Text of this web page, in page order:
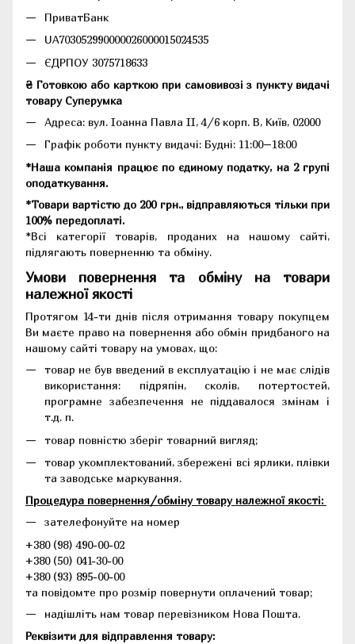
ПриватБанк
UA703052990000026000015024535
ЄДРПОУ 3075718633
₴ Готовкою або карткою при самовивозі з пункту видачі
товару Суперумка
Адреса: вул. Іоанна Павла II, 4/6 корп. В, Київ, 02000
Графік роботи пункту видачі: Будні: 11:00–18:00
*Наша компанія працює по єдиному податку, на 2 групі
оподаткування.
*Товари вартістю до 200 грн., відправляються тільки при
100% передоплаті.
*Всі категорії товарів, проданих на нашому сайті,
підлягають поверненню та обміну.
Умови повернення та обміну на товари
належної якості
Протягом 14-ти днів після отримання товару покупцем
Ви маєте право на повернення або обмін придбаного на
нашому сайті товару на умовах, що:
товар не був введений в експлуатацію і не має слідів
використання: підряпін, сколів, потертостей,
програмне забезпечення не піддавалося змінам і
т.д. п.
товар повністю зберіг товарний вигляд;
товар укомплектований, збережені всі ярлики, плівки
та заводське маркування.
Процедура повернення/обміну товару належної якості:
зателефонуйте на номер
+380 (98) 490-00-02
+380 (50) 041-30-00
+380 (93) 895-00-00
та повідомте про розмір повернути оплачений товар;
надішліть нам товар перевізником Нова Пошта.
Реквізити для відправлення товару: